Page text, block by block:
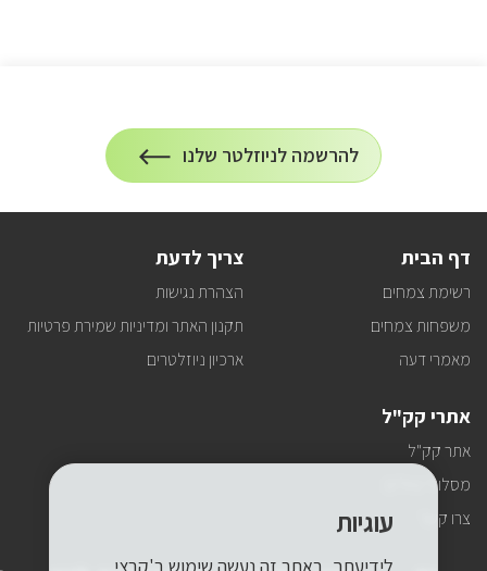
הרשמה
להרשמה לניוזלטר שלנו
על
הרשמה
דף הבית
רשימת צמחים
משפחות צמחים
מאמרי דעה
צריך לדעת
הצהרת נגישות
תקנון האתר ומדיניות שמירת פרטיות
ארכיון ניוזלטרים
אתרי קק"ל
אתר קק"ל
מסלולי טיולים
צרו קשר
עוגיות